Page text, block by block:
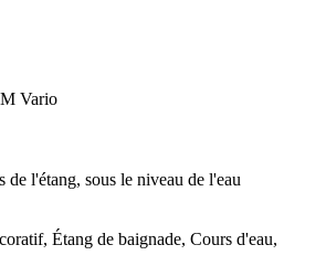
Vario
de l'étang, sous le niveau de l'eau
Étang de baignade, Cours d'eau,